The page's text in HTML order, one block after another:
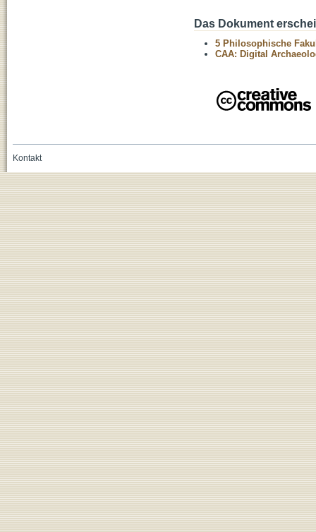
Das Dokument
5 Philosophische
CAA: Digital
Kontakt